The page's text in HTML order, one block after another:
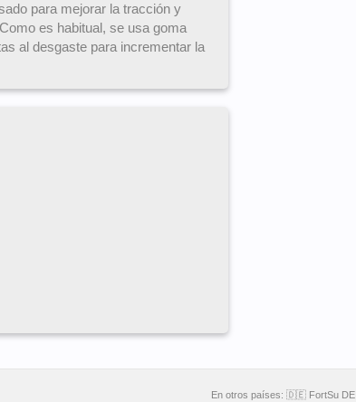
para mejorar la tracción y
es habitual, se usa goma
al desgaste para incrementar la
En otros países: 🇩🇪 FortSu DE